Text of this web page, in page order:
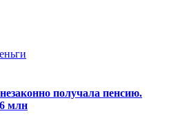
получала пенсию.
млн